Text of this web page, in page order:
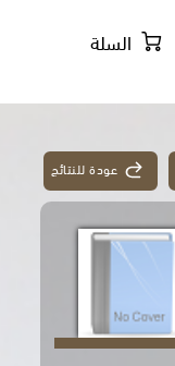
السلة
عودة للنتائج